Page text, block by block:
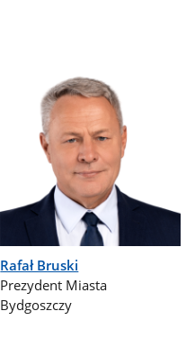
Rafał Bruski
Prezydent Miasta
Bydgoszczy